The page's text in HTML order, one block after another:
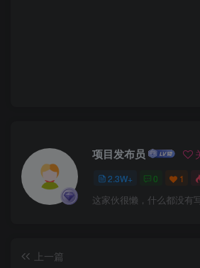
项目发布员
2.3W+ 0 1
这家伙很懒，什么都没有
上一篇